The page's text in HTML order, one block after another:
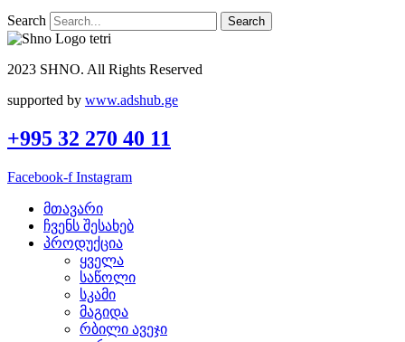
Search Search
2023 SHNO. All Rights Reserved
supported by www.adshub.ge
+995 32 270 40 11
Facebook-f Instagram
მთავარი
ჩვენს შესახებ
პროდუქცია
ყველა
საწოლი
სკამი
მაგიდა
რბილი ავეჯი